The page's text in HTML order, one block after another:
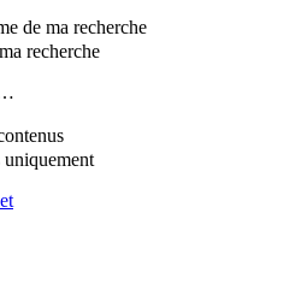
de ma recherche
recherche
uniquement